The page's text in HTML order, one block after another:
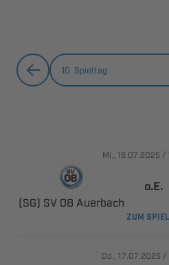
10. Spieltag
.,  /
   

ZUM SPIEL
.,  /